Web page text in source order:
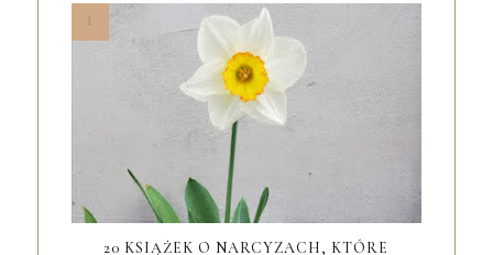
20 KSIĄŻEK O NARCYZACH, KTÓRE